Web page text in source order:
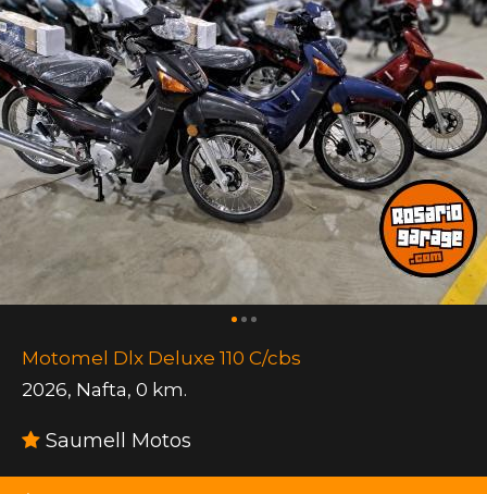
Motomel Dlx Deluxe 110 C/cbs
2026, Nafta, 0 km.
Saumell Motos